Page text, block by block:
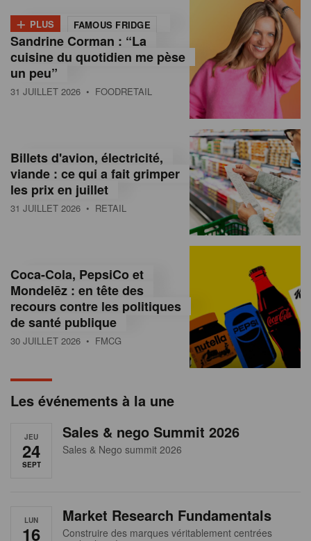
m
a
s
s
u
e
e
a
+ PLUS FAMOUS FRIDGE
Sandrine Corman : “La
cuisine du quotidien me pèse
un peu”
31 JUILLET 2026 • FOODRETAIL
Billets d'avion, électricité,
viande : ce qui a fait grimper
les prix en juillet
31 JUILLET 2026 • RETAIL
Coca-Cola, PepsiCo et
Mondelēz : en tête des
recours contre les politiques
de santé publique
30 JUILLET 2026 • FMCG
Les événements à la une
JEU
24
SEPT
Sales & nego Summit 2026
Sales & Nego summit 2026
LUN
16
Market Research Fundamentals
Construire des marques véritablement centrées